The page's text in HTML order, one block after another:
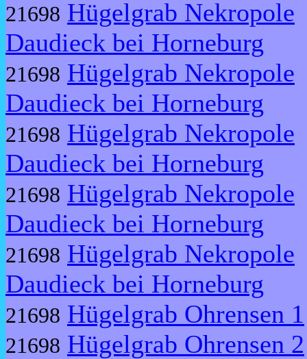
21698 Hügelgrab Nekropole
Daudieck bei Horneburg
21698 Hügelgrab Nekropole
Daudieck bei Horneburg
21698 Hügelgrab Nekropole
Daudieck bei Horneburg
21698 Hügelgrab Nekropole
Daudieck bei Horneburg
21698 Hügelgrab Nekropole
Daudieck bei Horneburg
21698 Hügelgrab Ohrensen 1
21698 Hügelgrab Ohrensen 2